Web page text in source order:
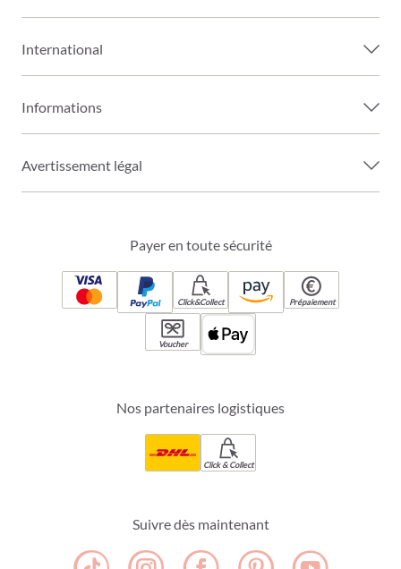
International
Informations
Avertissement légal
Payer en toute sécurité
Click&Collect Prépaiement
Voucher
Nos partenaires logistiques
Click & Collect
Suivre dès maintenant